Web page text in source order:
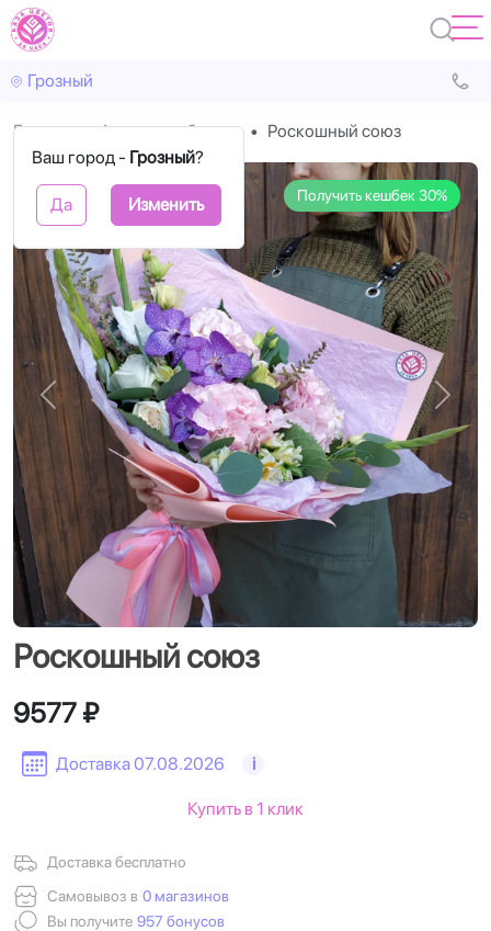
Грозный
Ваш город - Грозный?
Да Изменить
Главная Авторские букеты Роскошный союз
Получить кешбек 30%
Назад
Роскошный союз
Доставка 07.08.2026 i
9577 ₽
Доставка бесплатно
Самовывоз в 0 магазинов
Вы получите 957 бонусов
Купить в 1 клик